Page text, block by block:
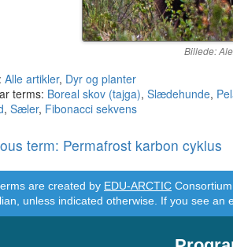
Billede:
Alle artikler, Dyr og planter
terms: Boreal skov (tajga), Slædehunde,
, Sæler, Fibonacci sekvens
term: Permafrost karbon cyklus
are created by EDU-ARCTIC
unless indicated otherwise. If you see an